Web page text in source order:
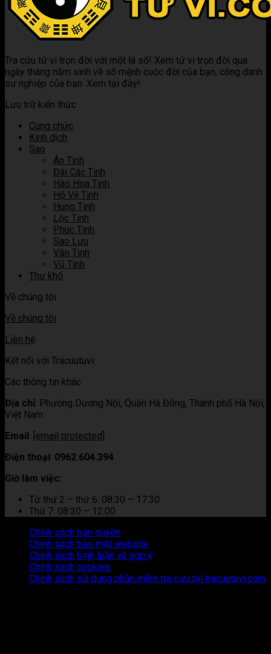
kết
hợp
trong
tử
vi
nghĩa
khi
các
sao
trong
tử
kết
hợp
các
sao
Luận
nghĩa
khi
kết
hợp
Mệnh
là
giải
ý
nghĩa
khi
Tra cứu tử vi trọn đời với một lá số! Xem tử vi trọn đời qua
ngày tháng năm sinh về số mệnh cuộc đời của bạn, công danh
sự nghiệp của bạn. Xem tại đây!
Lưu trữ kiến thức
Cung chức
Kinh dịch
Sao
Án Tinh
Đài Các Tinh
Hào Hoa Tinh
Hộ Vệ Tinh
Hung Tinh
Lộc Tinh
Phúc Tinh
Sao Lưu
Văn Tinh
Vũ Tinh
Thư khố
Về chúng tôi
Về chúng tôi
Liên hệ
Kết nối với Tracuutuvi:
Các thông tin khác
Địa chỉ: Phường Dương Nội, Quận Hà Đông, Thành phố Hà Nội,
Việt Nam
Email: [email protected]
Điện thoại: 0962.604.394
Giờ làm việc:
Từ thứ 2 – thứ 6: 08:30 – 17:30
Thứ 7: 08:30 – 12:00
Chính sách bản quyền
Chính sách bảo mật website
Chính sách bình luận và góp ý
Chính sách cookies
Chính sách sử dụng phần mềm tra cứu tại tracuutuvi.com